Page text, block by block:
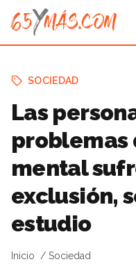
SOCIEDAD
Las
problemas
mental
exclusión,
estudio
Inicio Sociedad